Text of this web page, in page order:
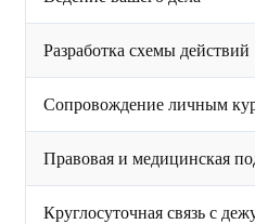
Разработка схемы действий
Сопровождение личным
Правовая и медицинская
Круглосуточная связь с